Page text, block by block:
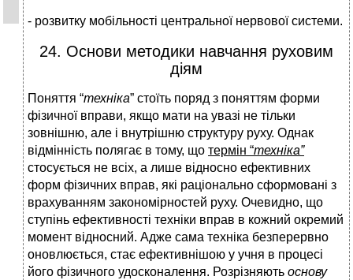
- розвитку мобільності центральної нервової системи.
24. Основи методики навчання руховим
діям
Поняття “техніка” стоїть поряд з поняттям форми
фізичної вправи, якщо мати на увазі не тільки
зовнішню, але і внутрішню структуру руху. Однак
відмінність полягає в тому, що термін “техніка”
стосується не всіх, а лише відносно ефективних
форм фізичних вправ, які раціонально сформовані з
врахуванням закономірностей руху. Очевидно, що
ступінь ефективності техніки вправ в кожний окремий
момент відносний. Адже сама техніка безперервно
оновлюється, стає ефективнішою у учня в процесі
його фізичного удосконалення. Розрізняють основу